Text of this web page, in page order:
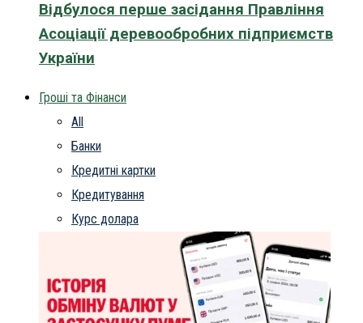
Відбулося перше засідання Правління
Асоціації деревообробних підприємств
України
Гроші та Фінанси
All
Банки
Кредитні картки
Кредитування
Курс долара